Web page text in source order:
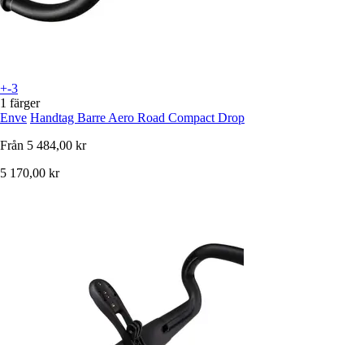
+-3
1 färger
Enve Handtag Barre Aero Road Compact Drop
Från 5 484,00 kr
5 170,00 kr